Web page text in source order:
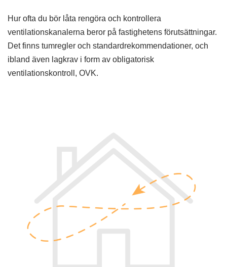
Hur ofta du bör låta rengöra och kontrollera
ventilationskanalerna beror på fastighetens förutsättningar.
Det finns tumregler och standardrekommendationer, och
ibland även lagkrav i form av obligatorisk
ventilationskontroll, OVK.